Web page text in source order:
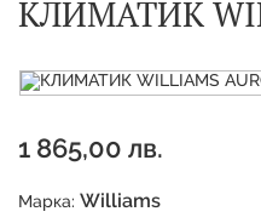
КЛИМАТИК
1 865,00 лв.
Марка: Williams